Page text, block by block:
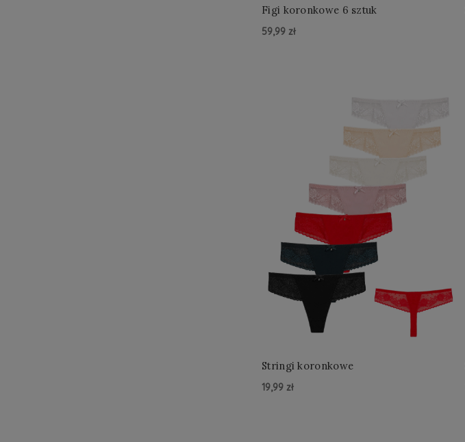
Figi koronkowe 6 sztuk
59,99 zł
Stringi koronkowe
19,99 zł